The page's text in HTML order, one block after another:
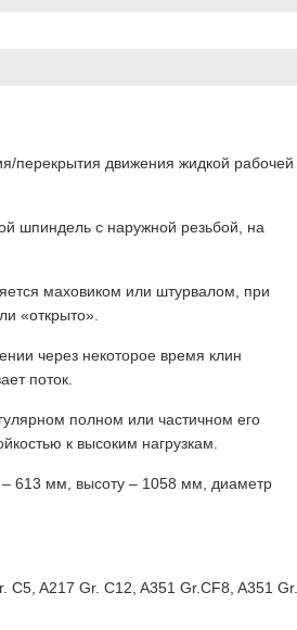
перекрытия движения жидкой рабочей
шпиндель с наружной резьбой, на
маховиком или штурвалом, при
«открыто».
через некоторое время клин
поток.
полном или частичном его
к высоким нагрузкам.
– 613 мм, высоту – 1058 мм, диаметр
C5, A217 Gr. C12, A351 Gr.CF8, A351 Gr.